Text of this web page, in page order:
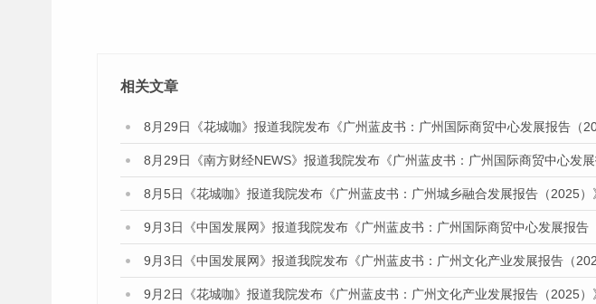
相关文章
8月29日《花城咖》报道我院发布《广州蓝皮书：广州国际商贸中心发展报告（
8月29日《南方财经NEWS》报道我院发布《广州蓝皮书：广州国际商贸中心发
8月5日《花城咖》报道我院发布《广州蓝皮书：广州城乡融合发展报告（2025
9月3日《中国发展网》报道我院发布《广州蓝皮书：广州国际商贸中心发展报告
9月3日《中国发展网》报道我院发布《广州蓝皮书：广州文化产业发展报告（
9月2日《花城咖》报道我院发布《广州蓝皮书：广州文化产业发展报告（2025